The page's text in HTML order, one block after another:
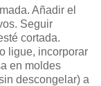
Añadir el
Seguir
cortada.
ligue, incorporar
en moldes
descongelar) a